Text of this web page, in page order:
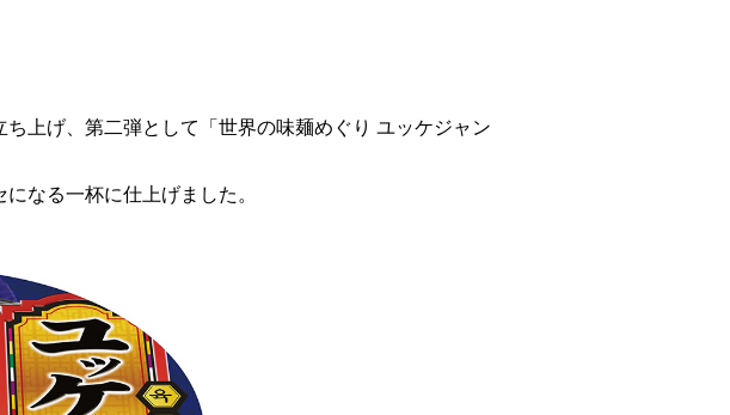
上げ、第二弾として「世界の味麺めぐり ユッケジャン
なる一杯に仕上げました。